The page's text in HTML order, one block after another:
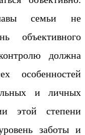
семьи не
объективного
должна
особенностей
и личных
этой степени
заботы и